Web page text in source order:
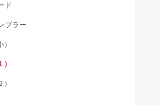
ド
ブラー